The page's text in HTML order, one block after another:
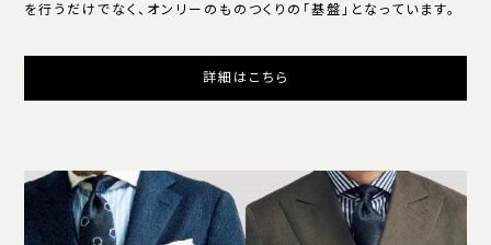
を行うだけでなく、オンリーのものつくりの「基盤」となっています。
詳細はこちら